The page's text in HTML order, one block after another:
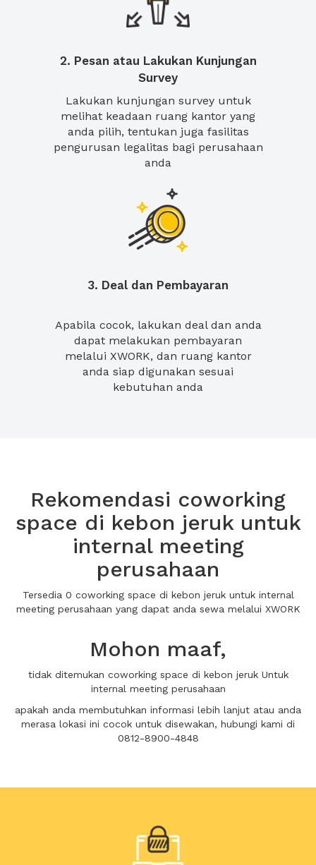
2. Pesan atau Lakukan Kunjungan
Survey
Lakukan kunjungan survey untuk
melihat keadaan ruang kantor yang
anda pilih, tentukan juga fasilitas
pengurusan legalitas bagi perusahaan
anda
3. Deal dan Pembayaran
Apabila cocok, lakukan deal dan anda
dapat melakukan pembayaran
melalui XWORK, dan ruang kantor
anda siap digunakan sesuai
kebutuhan anda
Rekomendasi coworking
space di kebon jeruk untuk
internal meeting
perusahaan
Tersedia 0 coworking space di kebon jeruk untuk internal
meeting perusahaan yang dapat anda sewa melalui XWORK
Mohon maaf,
tidak ditemukan coworking space di kebon jeruk Untuk
internal meeting perusahaan
apakah anda membutuhkan informasi lebih lanjut atau anda
merasa lokasi ini cocok untuk disewakan, hubungi kami di
0812-8900-4848